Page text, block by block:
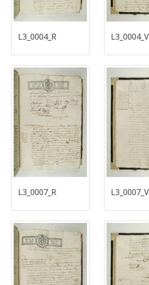
L3_0004_R L3_0004_V
L3_0007_R L3_0007_V